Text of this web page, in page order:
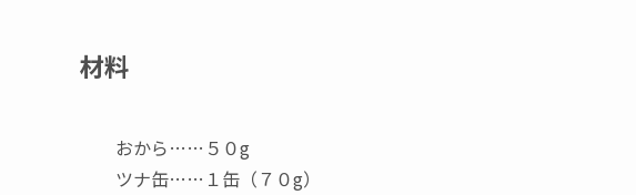
材料
おから……５０g
ツナ缶……１缶（７０g）